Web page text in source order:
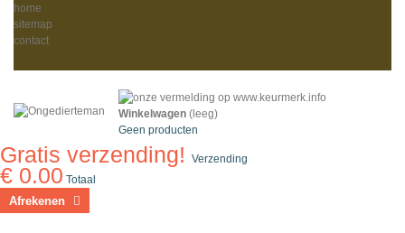
home
sitemap
contact
Winkelwagen (leeg)
Geen producten
Gratis verzending! Verzending
€ 0.00 Totaal
Afrekenen